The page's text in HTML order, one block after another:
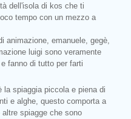
dell'isola di kos che ti
tempo con un mezzo a
animazione, emanuele, gegè,
luigi sono veramente
fanno di tutto per farti
la spiaggia piccola e piena di
e alghe, questo comporta a
spiagge che sono